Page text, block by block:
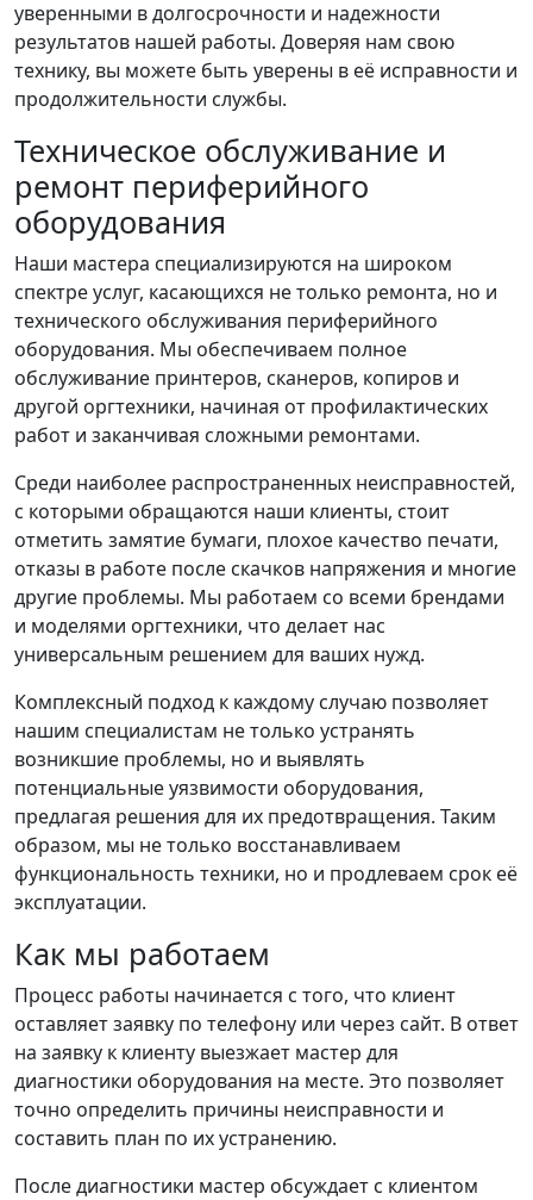
уверенными в долгосрочности и надежности
результатов нашей работы. Доверяя нам свою
технику, вы можете быть уверены в её исправности и
продолжительности службы.
Техническое обслуживание и
ремонт периферийного
оборудования
Наши мастера специализируются на широком
спектре услуг, касающихся не только ремонта, но и
технического обслуживания периферийного
оборудования. Мы обеспечиваем полное
обслуживание принтеров, сканеров, копиров и
другой оргтехники, начиная от профилактических
работ и заканчивая сложными ремонтами.
Среди наиболее распространенных неисправностей,
с которыми обращаются наши клиенты, стоит
отметить замятие бумаги, плохое качество печати,
отказы в работе после скачков напряжения и многие
другие проблемы. Мы работаем со всеми брендами
и моделями оргтехники, что делает нас
универсальным решением для ваших нужд.
Комплексный подход к каждому случаю позволяет
нашим специалистам не только устранять
возникшие проблемы, но и выявлять
потенциальные уязвимости оборудования,
предлагая решения для их предотвращения. Таким
образом, мы не только восстанавливаем
функциональность техники, но и продлеваем срок её
эксплуатации.
Как мы работаем
Процесс работы начинается с того, что клиент
оставляет заявку по телефону или через сайт. В ответ
на заявку к клиенту выезжает мастер для
диагностики оборудования на месте. Это позволяет
точно определить причины неисправности и
составить план по их устранению.
После диагностики мастер обсуждает с клиентом